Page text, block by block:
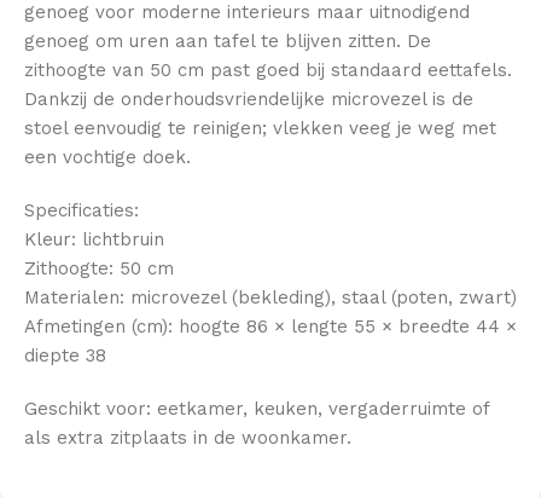
genoeg voor moderne interieurs maar uitnodigend
genoeg om uren aan tafel te blijven zitten. De
zithoogte van 50 cm past goed bij standaard eettafels.
Dankzij de onderhoudsvriendelijke microvezel is de
stoel eenvoudig te reinigen; vlekken veeg je weg met
een vochtige doek.
Specificaties:
Kleur: lichtbruin
Zithoogte: 50 cm
Materialen: microvezel (bekleding), staal (poten, zwart)
Afmetingen (cm): hoogte 86 × lengte 55 × breedte 44 ×
diepte 38
Geschikt voor: eetkamer, keuken, vergaderruimte of
als extra zitplaats in de woonkamer.